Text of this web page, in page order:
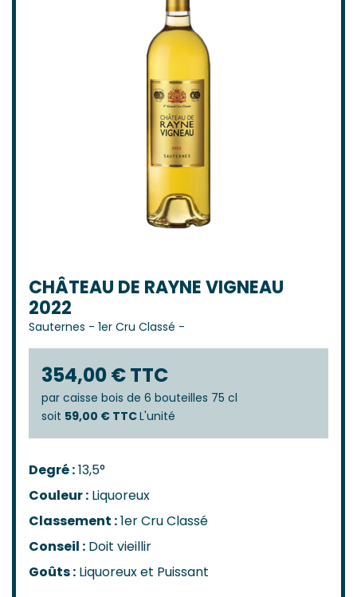
CHÂTEAU DE RAYNE VIGNEAU
2022
Sauternes - 1er Cru Classé -
354,00 € TTC
par caisse bois de 6 bouteilles 75 cl
soit 59,00 € TTCL'unité
Degré :13,5°
Couleur : Liquoreux
Classement :1er Cru Classé
Conseil : Doit vieillir
Goûts : Liquoreux et Puissant